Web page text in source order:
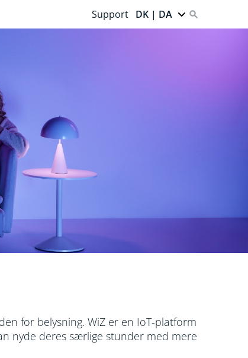
Support DK | DA
for belysning. WiZ er en IoT-platform
nyde deres særlige stunder med mere